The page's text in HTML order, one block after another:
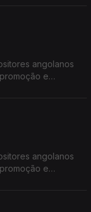
angolanos
e
angolanos
e